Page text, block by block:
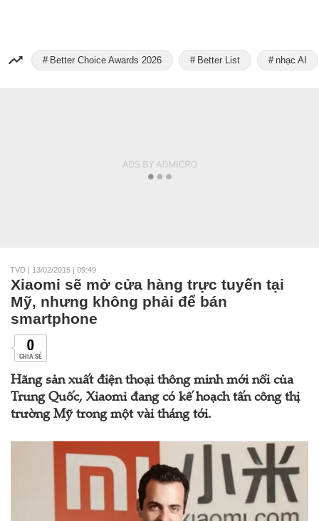
Better Choice Awards 2026 Better List nhạc AI
TVD | 13/02/2015 | 09:49
Xiaomi sẽ mở cửa hàng trực tuyến tại
Mỹ, nhưng không phải để bán
smartphone
0
CHIA SẺ
Hãng sản xuất điện thoại thông minh mới nổi của
Trung Quốc, Xiaomi đang có kế hoạch tấn công thị
trường Mỹ trong một vài tháng tới.